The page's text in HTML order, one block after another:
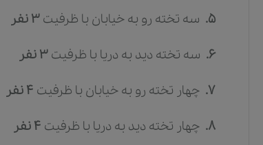
5. سه تخته رو به خیابان با ظرفیت3نفر
6. سه تخته دید به دریا با ظرفیت3نفر
7. چهار تخته رو به خیابان با ظرفیت 4نفر
8. چهار تخته دید به دریا با ظرفیت 4نفر